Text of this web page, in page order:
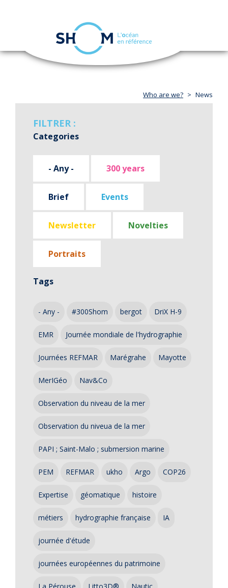
Skip
navigation
Who are we? News
FILTRER :
Categories
- Any - 300 years
Brief Events
Newsletter Novelties
Portraits
Tags
- Any - #300Shom bergot DriX H-9
EMR Journée mondiale de l'hydrographie
Journées REFMAR Marégrahe Mayotte
MerIGéo Nav&Co
Observation du niveau de la mer
Observation du niveua de la mer
PAPI ; Saint-Malo ; submersion marine
PEM REFMAR ukho Argo COP26
Expertise géomatique histoire
métiers hydrographie française IA
journée d'étude
journées européennes du patrimoine